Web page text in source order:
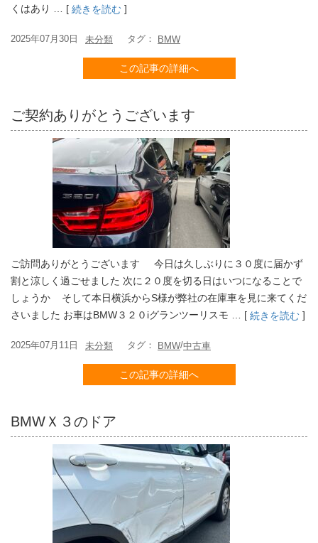
くはあり … [ 続きを読む ]
2025年07月30日 未分類 タグ： BMW
この記事の詳細へ
ご契約ありがとうございます
ご訪問ありがとうございます 今日は久しぶりに３０度に届かず
割と涼しく過ごせました 次に２０度を切る日はいつになることで
しょうか そして本日横浜からS様が弊社の在庫車を見に来てくだ
さいました お車はBMW３２０iグランツーリスモ … [ 続きを読む ]
2025年07月11日 未分類 タグ： BMW/中古車
この記事の詳細へ
BMWＸ３のドア